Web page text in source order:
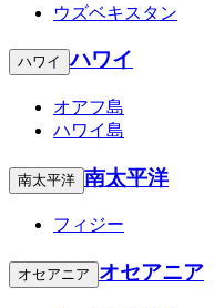
ウズベキスタン
ハワイ ハワイ
オアフ島
ハワイ島
南太平洋 南太平洋
フィジー
オセアニア オセアニア